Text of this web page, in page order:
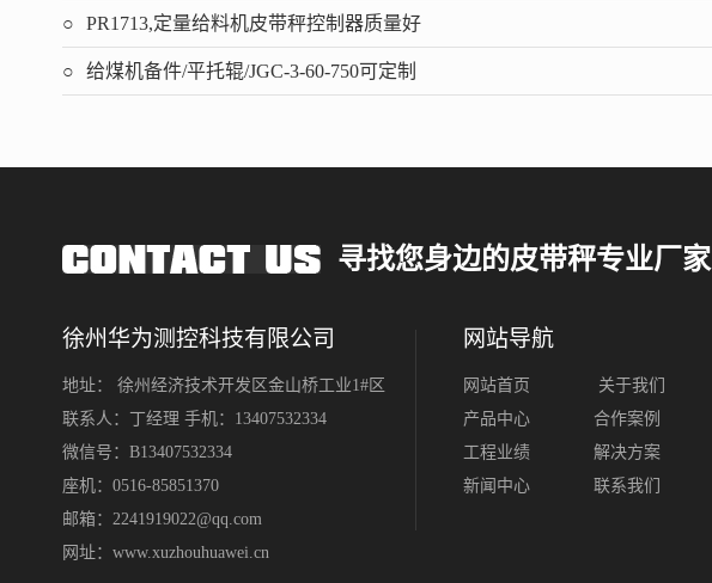
PR1713,定量给料机皮带秤控制器质量好
给煤机备件/平托辊/JGC-3-60-750可定制
寻找您身边的皮带秤专业厂家
徐州华为测控科技有限公司
地址： 徐州经济技术开发区金山桥工业1#区
联系人：丁经理 手机：13407532334
微信号：B13407532334
座机：0516-85851370
邮箱：2241919022@qq.com
网址： www.xuzhouhuawei.cn
网站导航
网站首页
关于我们
产品中心
合作案例
工程业绩
解决方案
新闻中心
联系我们